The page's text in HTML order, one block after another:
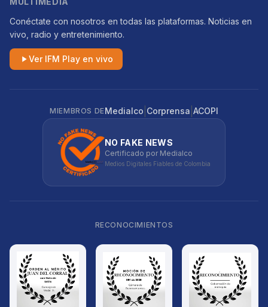
Conéctate con nosotros en todas las plataformas. Noticias en
vivo, radio y entretenimiento.
Ver IFM Play en vivo
MIEMBROS DEMedialco Corprensa ACOPI
NO FAKE NEWS
Certificado por Medialco
Medios Digitales Fiables de Colombia
RECONOCIMIENTOS